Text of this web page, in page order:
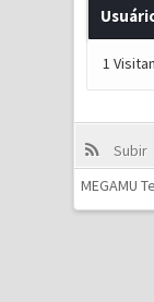
1
Subir
MEGAMU